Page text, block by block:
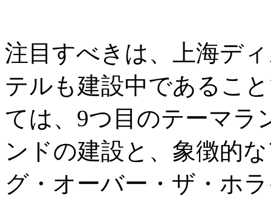
注目すべきは、上海デ
テルも建設中であるこ
ては、9つ目のテーマラ
ンドの建設と、象徴的
グ・オーバー・ザ・ホ